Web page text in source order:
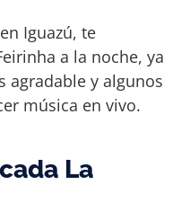
Iguazú, te
a la noche, ya
agradable y algunos
música en vivo.
La